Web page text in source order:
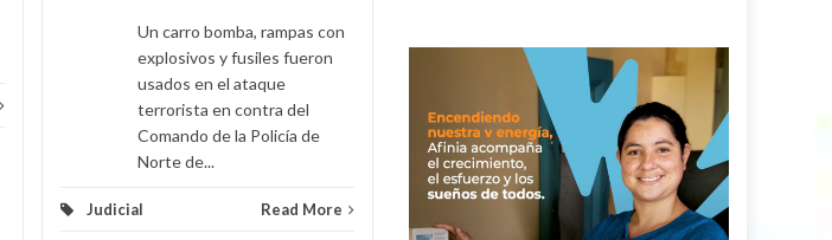
Un carro bomba, rampas con
explosivos y fusiles fueron
usados en el ataque
terrorista en contra del
Comando de la Policía de
Norte de...
Judicial Read More